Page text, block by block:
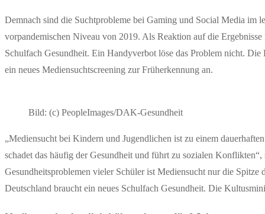
Demnach sind die Suchtprobleme bei Gaming und Social Media im
vorpandemischen Niveau von 2019. Als Reaktion auf die
Schulfach Gesundheit. Ein Handyverbot löse das Problem nicht.
ein neues Mediensuchtscreening zur Früherkennung an.
Bild: (c) PeopleImages/DAK-Gesundheit
„Mediensucht bei Kindern und Jugendlichen ist zu einem
schadet das häufig der Gesundheit und führt zu sozialen
Gesundheitsproblemen vieler Schüler ist Mediensucht nur die
Deutschland braucht ein neues Schulfach Gesundheit. Die